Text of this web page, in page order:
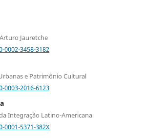
Jauretche
3458-3182
e Patrimônio Cultural
2016-6123
Integração Latino-Americana
5371-382X